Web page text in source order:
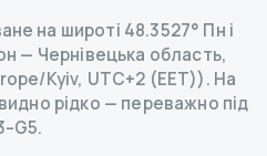
на широті 48.3527° Пн і
— Чернівецька область,
Kyiv, UTC+2 (EET)). На
рідко — переважно під